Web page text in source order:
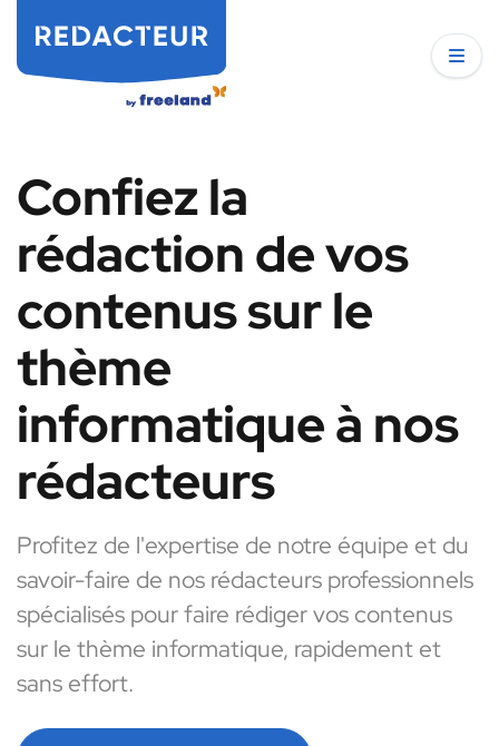
Confiez la
rédaction de vos
contenus sur le
thème
informatique à nos
rédacteurs
Profitez de l'expertise de notre équipe et du
savoir-faire de nos rédacteurs professionnels
spécialisés pour faire rédiger vos contenus
sur le thème informatique, rapidement et
sans effort.